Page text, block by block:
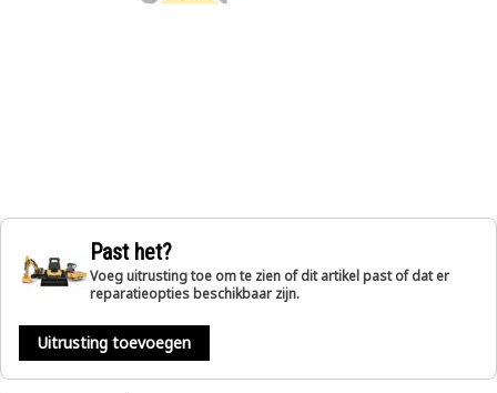
Past het?
Voeg uitrusting toe om te zien of dit artikel past of dat er
reparatieopties beschikbaar zijn.
Uitrusting toevoegen